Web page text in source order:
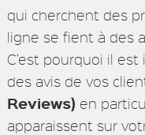
qui cherchent des
ligne se fient à des
C’est pourquoi il est
des avis de vos
Reviews) en
apparaissent sur